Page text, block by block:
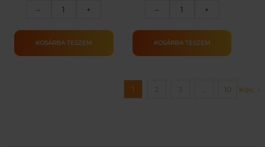
–
DETKI
KEKSZ
DARÁLT
+
KOSÁRBA TESZEM
–
DETKI
KEKSZ
500G
+
KOSÁRBA TESZEM
1 2 3 10 Köv.